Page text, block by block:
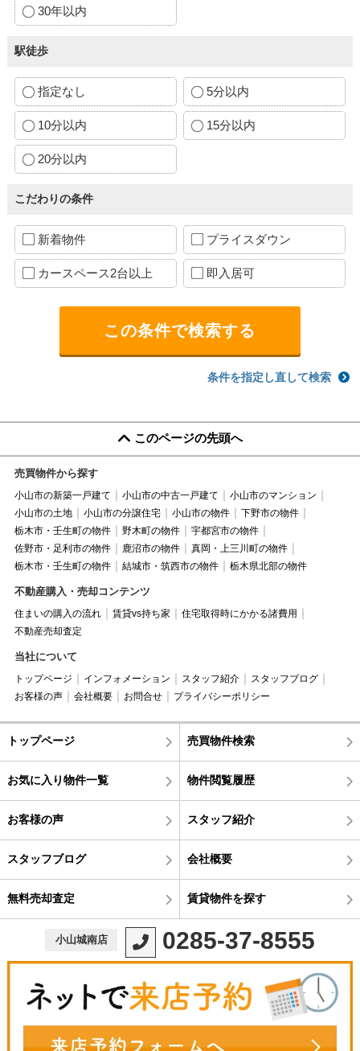
30年以内
駅徒歩
指定なし 5分以内
10分以内 15分以内
20分以内
こだわりの条件
新着物件 プライスダウン
カースペース2台以上 即入居可
条件を指定し直して検索
このページの先頭へ
売買物件から探す
小山市の新築一戸建て 小山市の中古一戸建て
小山市のマンション
小山市の土地
小山市の分譲住宅 小山市の物件
下野市の物件
栃木市・壬生町の物件
野木町の物件
宇都宮市の物件
佐野市・足利市の物件
鹿沼市の物件
真岡・上三川町の物件
栃木市・壬生町の物件
結城市・筑西市の物件 栃木県北部の物件
不動産購入・売却コンテンツ
住まいの購入の流れ 賃貸vs持ち家
住宅取得時にかかる諸費用
不動産売却査定
当社について
トップページ インフォメーション スタッフ紹介
スタッフブログ
お客様の声
会社概要 お問合せ プライバシーポリシー
トップページ 売買物件検索
お気に入り物件一覧 物件閲覧履歴
お客様の声 スタッフ紹介
スタッフブログ 会社概要
無料売却査定 賃貸物件を探す
小山城南店 0285-37-8555